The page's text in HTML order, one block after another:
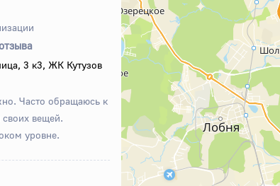
3 к3, ЖК Кутузов
Часто обращаюсь к
вещей.
уровне.